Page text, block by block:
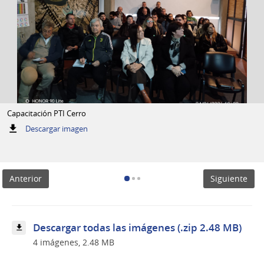
Capacitación PTI Cerro
Descargar imagen:
Anterior
Siguiente
Descargar todas las imágenes (.zip 2.48 MB)
4 imágenes, 2.48 MB